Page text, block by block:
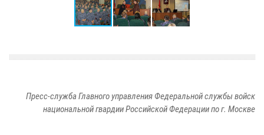
Пресс-служба Главного управления Федеральной службы войск
национальной гвардии Российской Федерации по г. Москве